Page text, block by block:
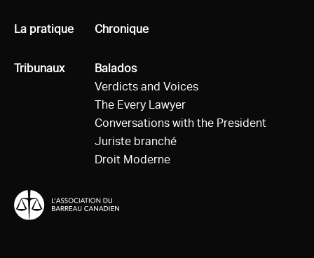
Tous
La pratique
Tous
Tribunaux
Tous
Chronique
Tous
Balados
Verdicts and Voices
The Every Lawyer
Conversations with the President
Juriste branché
Droit Moderne